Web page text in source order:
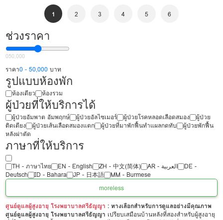
1 2 3 4 5 6
ช่วงราคา
050,000
ราคา0 - 50,000 บาท
รูปแบบห้องพัก
ห้องเดียว ห้องรวม
ผู้ป่วยที่ให้บริการได้
ผู้ป่วยอัมพาต อัมพฤกษ์ ผู้ป่วยอัลไซเมอร์ ผู้ป่วยโรคหลอดเลือดสมอง
ผู้ป่วย
ติดเตียง
ผู้ป่วยเส้นเลือดสมองแตก ผู้ป่วยที่มาพักฟื้นทำแผลกดทับ
ผู้ป่วยพักฟื้น
หลังผ่าตัด
ภาษาที่ให้บริการ
TH - ‏ภาษาไทย EN - English ZH - 中文(简体) ‏AR - ‏العربية‏
DE -
Deutsch
ID - Bahara JP - 日本語
MM - Burmese
moreless
ศูนย์ดูแลผู้สูงอายุ โรงพยาบาลศรีธัญญา : ทางเลือกสำหรับการดูแลอย่างมีคุณภาพ
ศูนย์ดูแลผู้สูงอายุ โรงพยาบาลศรีธัญญา เปรียบเสมือนบ้านหลังที่สองสำหรับผู้สูงอายุ